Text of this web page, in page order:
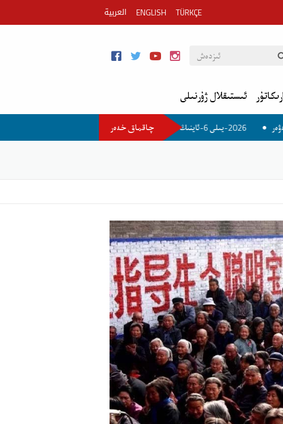
العربية ENGLISH TÜRKÇE
ئىستىقلال ژۇرنىلى
چاقماق خەەر 2026-يىلى 6-ئاينىڭ 1-كۈنىدىكى مۇھىم خەۋەر